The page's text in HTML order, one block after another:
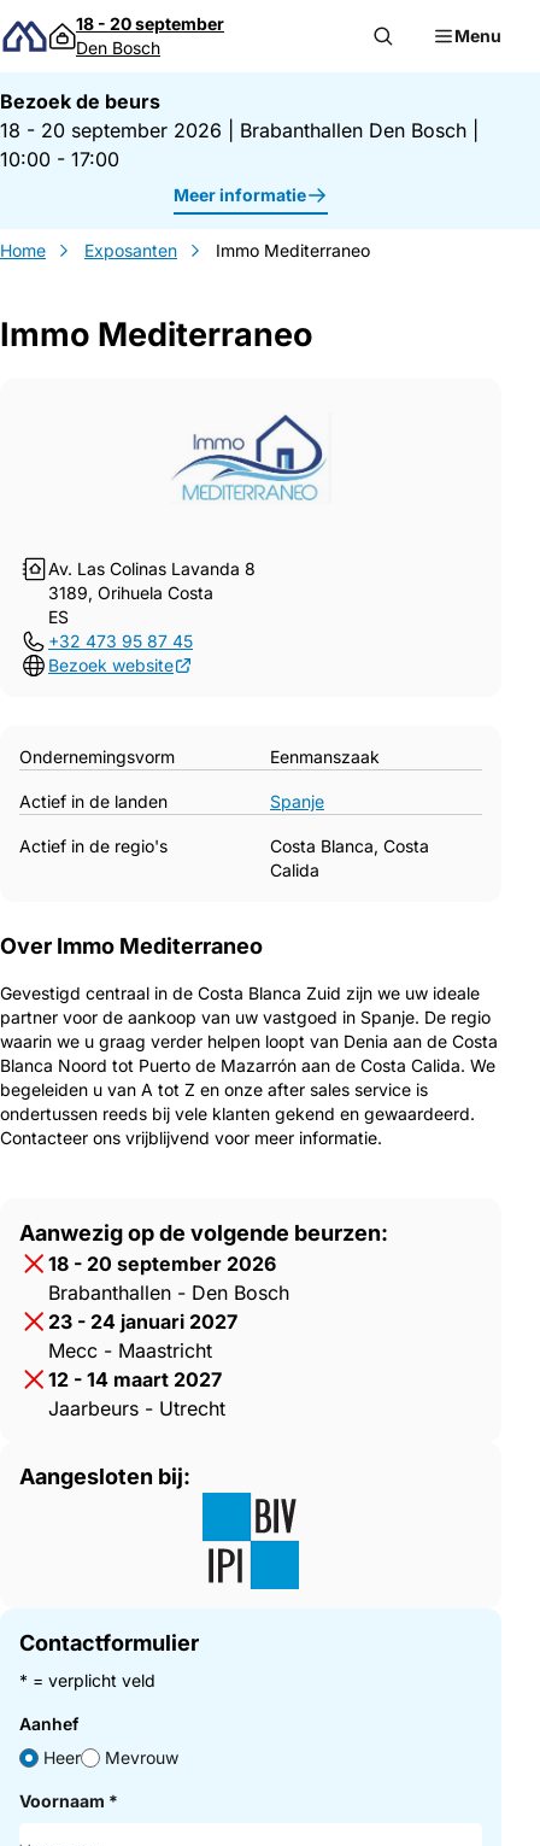
Direct naar inhoud
18 - 20 september
Den Bosch
Menu
Bezoek de beurs
18 - 20 september 2026
Brabanthallen Den Bosch
10:00 - 17:00
Meer informatie
Home Exposanten Immo Mediterraneo
Immo Mediterraneo
Av. Las Colinas Lavanda 8
3189, Orihuela Costa
ES
+32 473 95 87 45
Bezoek website
Ondernemingsvorm Eenmanszaak
Actief in de landen Spanje
Actief in de regio's
Costa Blanca, Costa
Calida
Over Immo Mediterraneo
Gevestigd centraal in de Costa Blanca Zuid zijn we uw ideale
partner voor de aankoop van uw vastgoed in Spanje. De regio
waarin we u graag verder helpen loopt van Denia aan de Costa
Blanca Noord tot Puerto de Mazarrón aan de Costa Calida. We
begeleiden u van A tot Z en onze after sales service is
ondertussen reeds bij vele klanten gekend en gewaardeerd.
Contacteer ons vrijblijvend voor meer informatie.
Aanwezig op de volgende beurzen:
18 - 20 september 2026
Brabanthallen - Den Bosch
23 - 24 januari 2027
Mecc - Maastricht
12 - 14 maart 2027
Jaarbeurs - Utrecht
Aangesloten bij:
Contactformulier
* = verplicht veld
Aanhef
Heer
Mevrouw
Voornaam *